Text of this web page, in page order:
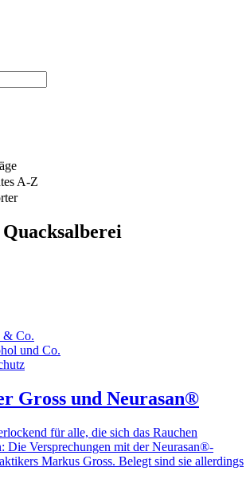
A-Z
& Co.
und Co.
Gross und Neurasan®
für alle, die sich das Rauchen
Die Versprechungen mit der Neurasan®-
Markus Gross. Belegt sind sie allerdings